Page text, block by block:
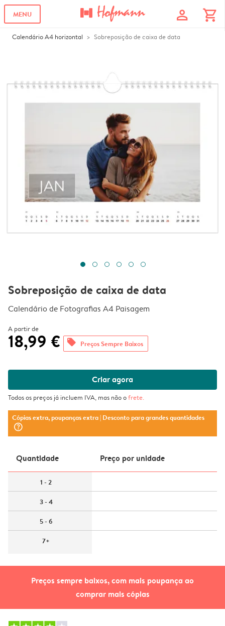
MENU profile shopping_cart
Calendário A4 horizontal Sobreposição de caixa de data
Preços sempre baixos, com mais poupança ao
comprar mais cópias
Sobreposição de caixa de data
Calendário de Fotografias A4 Paisagem
A partir de
18,99 € offers Preços Sempre Baixos
Criar agora
Todos os preços já incluem IVA, mas não ofrete.
Cópias extra, poupanças extra| Desconto para grandes quantidades
question_mark_circle
Quantidade Preço por unidade
1 - 2
3 - 4
5 - 6
7+